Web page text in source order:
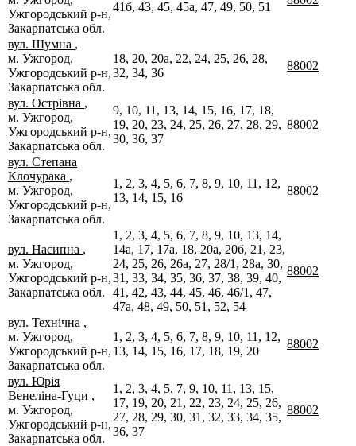
Ужгородський р-н,
Закарпатська обл.
41б, 43, 45, 45а, 47, 49, 50, 51
вул. Шумна ,
м. Ужгород,
Ужгородський р-н,
Закарпатська обл.
18, 20, 20а, 22, 24, 25, 26, 28,
32, 34, 36
88002
вул. Острівна ,
м. Ужгород,
Ужгородський р-н,
Закарпатська обл.
9, 10, 11, 13, 14, 15, 16, 17, 18,
19, 20, 23, 24, 25, 26, 27, 28, 29,
30, 36, 37
88002
вул. Степана
Клочурака ,
м. Ужгород,
Ужгородський р-н,
Закарпатська обл.
1, 2, 3, 4, 5, 6, 7, 8, 9, 10, 11, 12,
13, 14, 15, 16
88002
вул. Насипна ,
м. Ужгород,
Ужгородський р-н,
Закарпатська обл.
1, 2, 3, 4, 5, 6, 7, 8, 9, 10, 13, 14,
14а, 17, 17а, 18, 20а, 20б, 21, 23,
24, 25, 26, 26а, 27, 28/1, 28а, 30,
31, 33, 34, 35, 36, 37, 38, 39, 40,
41, 42, 43, 44, 45, 46, 46/1, 47,
47а, 48, 49, 50, 51, 52, 54
88002
вул. Технічна ,
м. Ужгород,
Ужгородський р-н,
Закарпатська обл.
1, 2, 3, 4, 5, 6, 7, 8, 9, 10, 11, 12,
13, 14, 15, 16, 17, 18, 19, 20
88002
вул. Юрія
Венеліна-Гуци ,
м. Ужгород,
Ужгородський р-н,
Закарпатська обл.
1, 2, 3, 4, 5, 7, 9, 10, 11, 13, 15,
17, 19, 20, 21, 22, 23, 24, 25, 26,
27, 28, 29, 30, 31, 32, 33, 34, 35,
36, 37
88002